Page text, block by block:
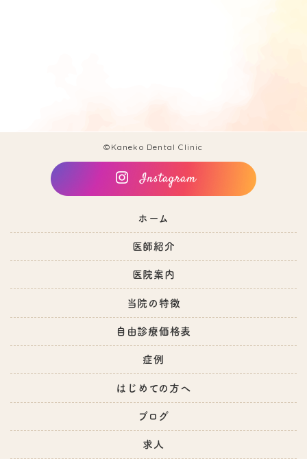
©Kaneko Dental Clinic
ホーム
医師紹介
医院案内
当院の特徴
自由診療価格表
症例
はじめての方へ
ブログ
求人